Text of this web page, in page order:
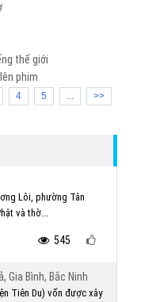
thế giới
phim
4 5 ... >>
Lôi, phường Tân
và thờ...
545
Gia Bình, Bắc Ninh
Tiên Du) vốn được xây